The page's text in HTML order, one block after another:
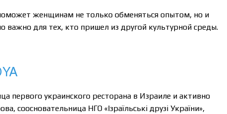
женщинам не только обменяться опытом, но и
важно для тех, кто пришел из другой культурной среды.
первого украинского ресторана в Израиле и активно
соосновательница НГО «Ізраїльські друзі України»,